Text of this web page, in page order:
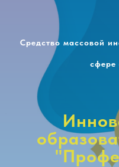
Средство массовой
сфере